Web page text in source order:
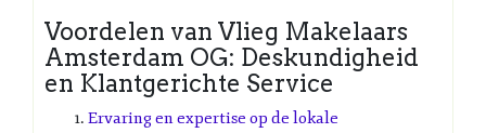
Voordelen van Vlieg Makelaars
Amsterdam OG: Deskundigheid
en Klantgerichte Service
Ervaring en expertise op de lokale